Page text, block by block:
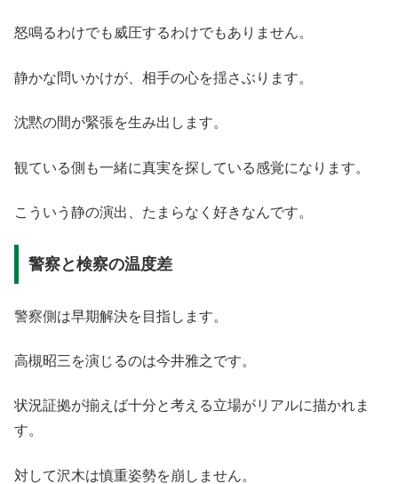
怒鳴るわけでも威圧するわけでもありません。
静かな問いかけが、相手の心を揺さぶります。
沈黙の間が緊張を生み出します。
観ている側も一緒に真実を探している感覚になります。
こういう静の演出、たまらなく好きなんです。
警察と検察の温度差
警察側は早期解決を目指します。
高槻昭三を演じるのは今井雅之です。
状況証拠が揃えば十分と考える立場がリアルに描かれま
す。
対して沢木は慎重姿勢を崩しません。